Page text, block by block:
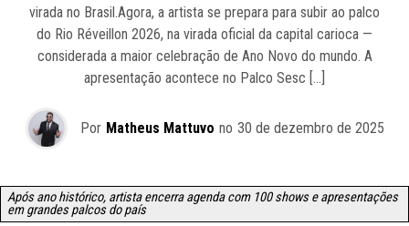
virada no Brasil.Agora, a artista se prepara para subir ao palco
do Rio Réveillon 2026, na virada oficial da capital carioca —
considerada a maior celebração de Ano Novo do mundo. A
apresentação acontece no Palco Sesc […]
Por Matheus Mattuvo no 30 de dezembro de 2025
Após ano histórico, artista encerra agenda com 100 shows e apresentações
em grandes palcos do país